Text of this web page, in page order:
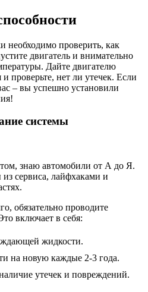
необходимо проверить, как
двигатель и внимательно
Дайте двигателю
проверьте, нет ли утечек. Если
– вы успешно установили
системы
знаю автомобили от А до Я.
сервиса, лайфхаками и
обязательно проводите
включает в себя:
жидкости.
на новую каждые 2-3 года.
утечек и повреждений.